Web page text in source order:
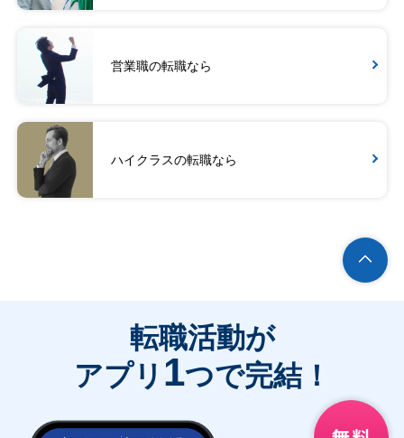
営業職の転職なら
ハイクラスの転職なら
転職活動が
アプリ 1つで完結！